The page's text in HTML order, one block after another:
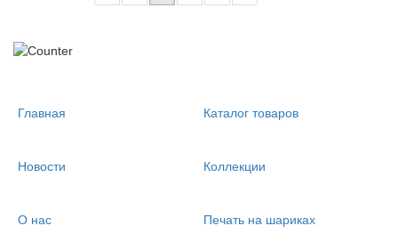
Главная Каталог товаров
Новости Коллекции
О нас Печать на шариках